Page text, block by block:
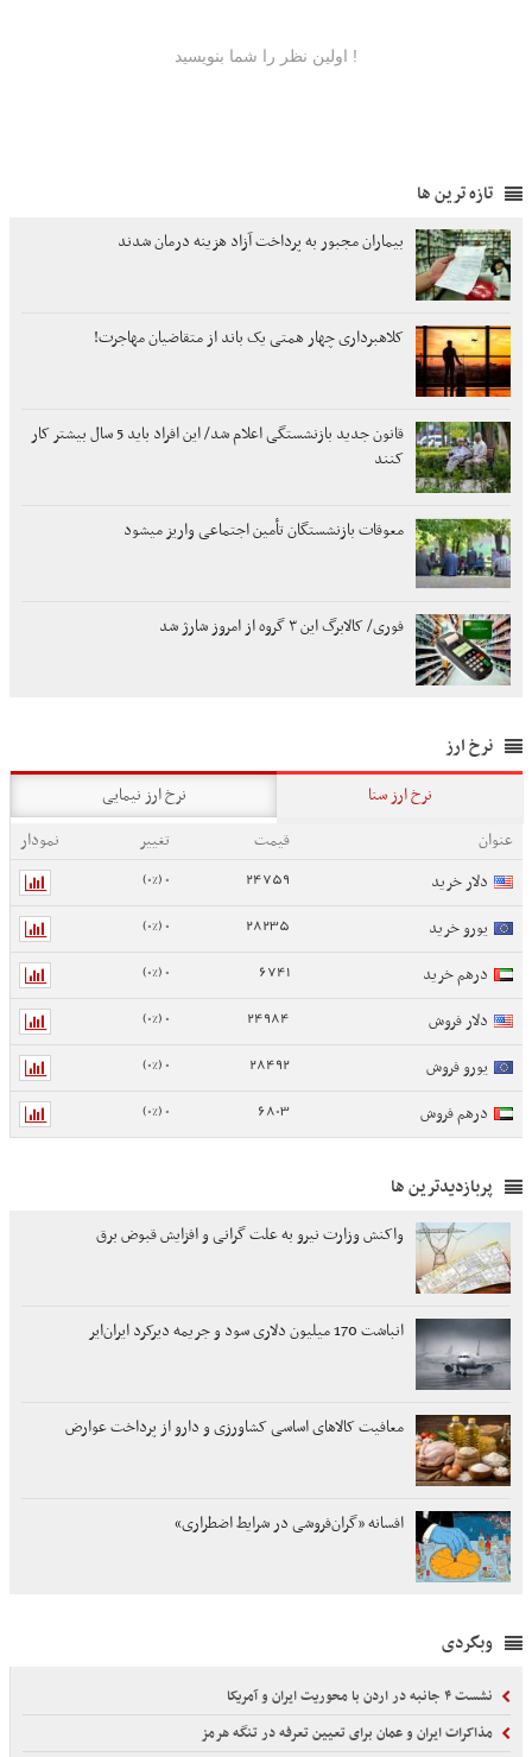
تازه ترین ها
بیماران مجبور به پرداخت آزاد هزینه درمان شدند
کلاهبرداری چهار همتی یک باند از متقاضیان مهاجرت!
قانون جدید بازنشستگی اعلام شد/ این افراد باید 5 سال بیشتر کار
کنند
معوقات بازنشستگان تأمین اجتماعی واریز میشود
فوری/ کالابرگ این ۳ گروه از امروز شارژ شد
نرخ ارز
نرخ ارز سنا
نرخ ارز نیمایی
عنوان
قیمت تغییر
نمودار
دلار خرید
24759
0 (0%)
یورو خرید 28235
0 (0%)
درهم خرید 6741
0 (0%)
دلار فروش 24984
0 (0%)
یورو فروش 28492
0 (0%)
درهم فروش 6803
0 (0%)
پربازدیدترین ها
واکنش وزارت نیرو به علت گرانی و افزایش قبوض برق
انباشت 170 میلیون دلاری سود و جریمه دیرکرد ایران‌ایر
معافیت کالاهای اساسی کشاورزی و دارو از پرداخت عوارض
افسانه «گران‌فروشی در شرایط اضطراری»
وبگردی
نشست ۴ جانبه در اردن با محوریت ایران و آمریکا
مذاکرات ایران و عمان برای تعیین تعرفه در تنگه هرمز